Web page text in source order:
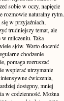
sobie w oczy, napięcie
rozmowie naturalny rytm.
w przyjaźniach,
trudniejszy temat, ale
w milczeniu. Taka
słów. Warto docenić
chodzenie
pomaga rozruszać
wspierać utrzymanie
ćwiczenia,
dostępny, mniej
w codzienność. Można